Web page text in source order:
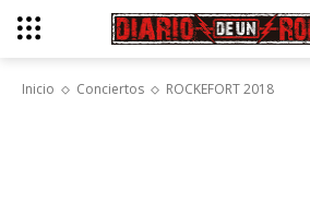
Inicio Conciertos ROCKEFORT 2018